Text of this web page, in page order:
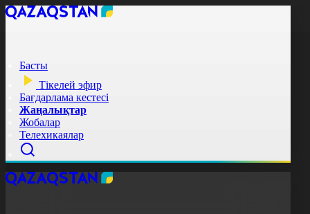
Басты
Тікелей эфир
Бағдарлама кестесі
Жаңалықтар
Жобалар
Телехикаялар